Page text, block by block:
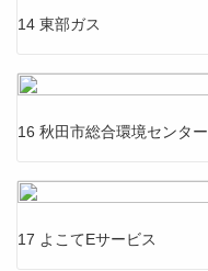
14 東部ガス
16 秋田市総合環境センター
17 よこてEサービス